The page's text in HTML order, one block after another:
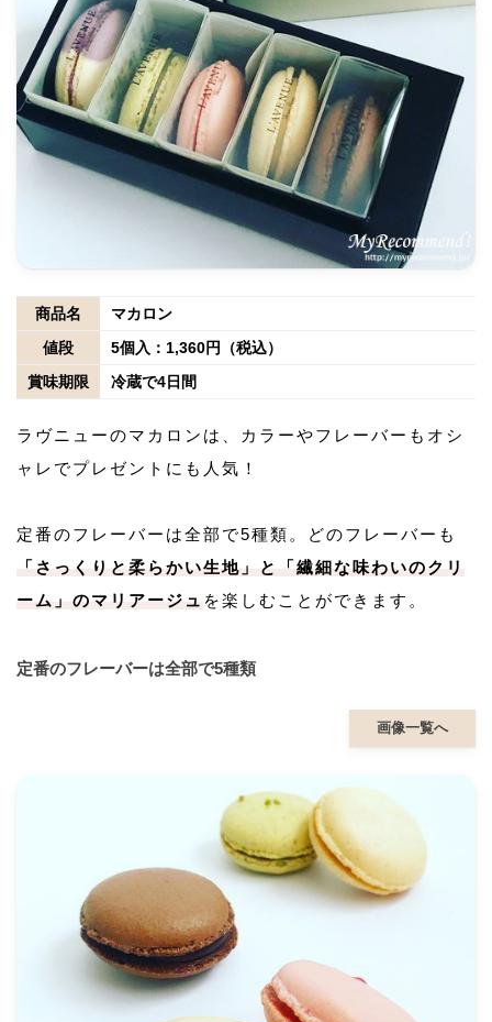
商品名
マカロン
値段
5個入：1,360円（税込）
賞味期限
冷蔵で4日間
ラヴニューのマカロンは、カラーやフレーバーもオシ
ャレでプレゼントにも人気！
定番のフレーバーは全部で5種類。どのフレーバーも
「さっくりと柔らかい生地」と「繊細な味わいのクリ
ーム」のマリアージュ を楽しむことができます。
定番のフレーバーは全部で5種類
画像一覧へ